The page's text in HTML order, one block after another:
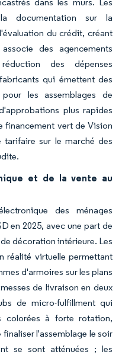
documentation sur la
du crédit, créant
des agencements
des dépenses
qui émettent des
les assemblages de
plus rapides
financement vert de Vision
tarifaire sur le marché des
et de la vente au
des ménages
en 2025, avec une part de
décoration intérieure. Les
réalité virtuelle permettant
d'armoires sur les plans
de livraison en deux
de micro-fulfillment qui
colorées à forte rotation,
l'assemblage le soir
se sont atténuées ; les